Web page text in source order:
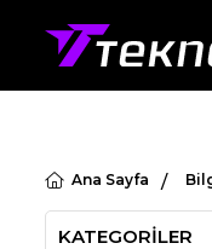
Ana Sayfa
KATEGORİLER